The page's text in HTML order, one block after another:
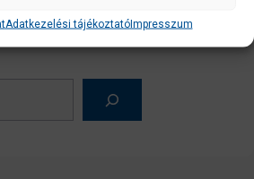
Adatkezelési tájékoztatóImpresszum